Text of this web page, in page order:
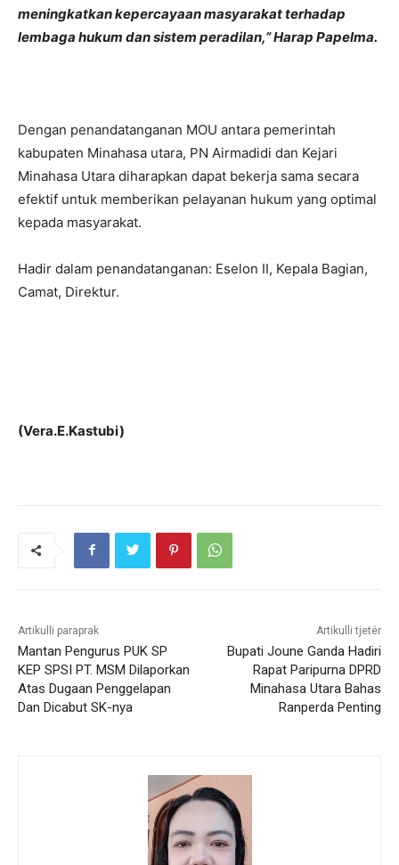
meningkatkan kepercayaan masyarakat terhadap
lembaga hukum dan sistem peradilan,” Harap Papelma.
Dengan penandatanganan MOU antara pemerintah
kabupaten Minahasa utara, PN Airmadidi dan Kejari
Minahasa Utara diharapkan dapat bekerja sama secara
efektif untuk memberikan pelayanan hukum yang optimal
kepada masyarakat.
Hadir dalam penandatanganan: Eselon II, Kepala Bagian,
Camat, Direktur.
(Vera.E.Kastubi)
Artikulli paraprak
Mantan Pengurus PUK SP
KEP SPSI PT. MSM Dilaporkan
Atas Dugaan Penggelapan
Dan Dicabut SK-nya
Artikulli tjetër
Bupati Joune Ganda Hadiri
Rapat Paripurna DPRD
Minahasa Utara Bahas
Ranperda Penting